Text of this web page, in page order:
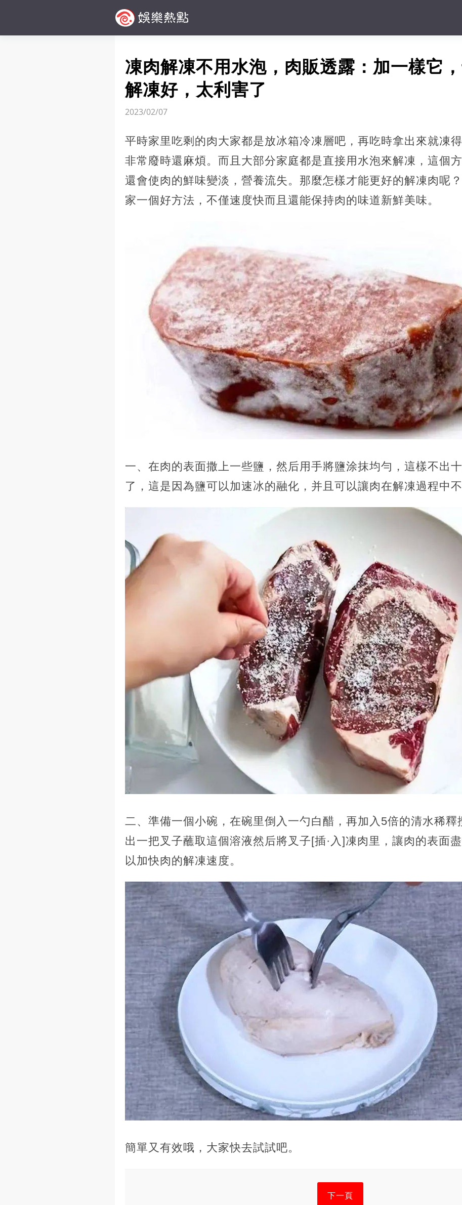
凍肉解凍不用水泡，肉販透露：加一樣它
解凍好，太利害了
2023/02/07
平時家里吃剩的肉大家都是放冰箱冷凍層吧，再吃時拿出來就凍
非常廢時還麻煩。而且大部分家庭都是直接用水泡來解凍，這個
還會使肉的鮮味變淡，營養流失。那麼怎樣才能更好的解凍肉呢
家一個好方法，不僅速度快而且還能保持肉的味道新鮮美味。
一、在肉的表面撒上一些鹽，然后用手將鹽涂抹均勻，這樣不出
了，這是因為鹽可以加速冰的融化，并且可以讓肉在解凍過程中不
二、準備一個小碗，在碗里倒入一勺白醋，再加入5倍的清水稀釋
出一把叉子蘸取這個溶液然后將叉子[插·入]凍肉里，讓肉的表面
以加快肉的解凍速度。
簡單又有效哦，大家快去試試吧。
下一頁